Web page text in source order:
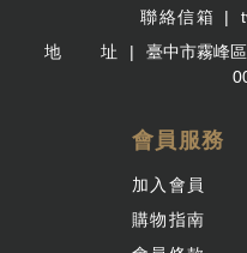
聯絡信箱
地 址
臺中市霧峰
會員服務
加入會員
購物指南